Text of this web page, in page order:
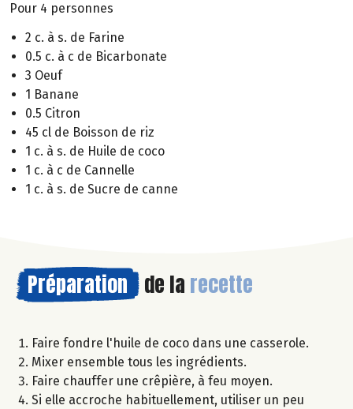
Pour 4 personnes
2 c. à s. de Farine
0.5 c. à c de Bicarbonate
3 Oeuf
1 Banane
0.5 Citron
45 cl de Boisson de riz
1 c. à s. de Huile de coco
1 c. à c de Cannelle
1 c. à s. de Sucre de canne
Préparation de la recette
Faire fondre l'huile de coco dans une casserole.
Mixer ensemble tous les ingrédients.
Faire chauffer une crêpière, à feu moyen.
Si elle accroche habituellement, utiliser un peu